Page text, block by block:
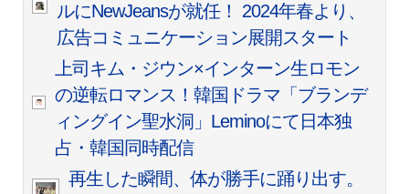
ルにNewJeansが就任！ 2024年春より、
広告コミュニケーション展開スタート
上司キム・ジウン×インターン生ロモン
の逆転ロマンス！韓国ドラマ「ブランデ
ィングイン聖水洞」Leminoにて日本独
占・韓国同時配信
再生した瞬間、体が勝手に踊り出す。